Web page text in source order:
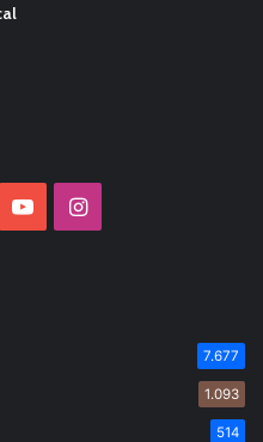
YouTubeInstagram
7.677
1.093
514